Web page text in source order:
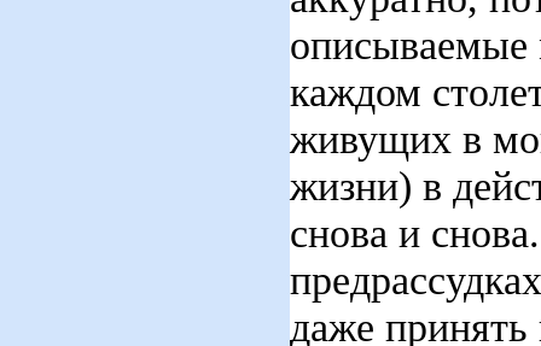
описываемые
каждом
живущих в
жизни) в
снова и
даже принять